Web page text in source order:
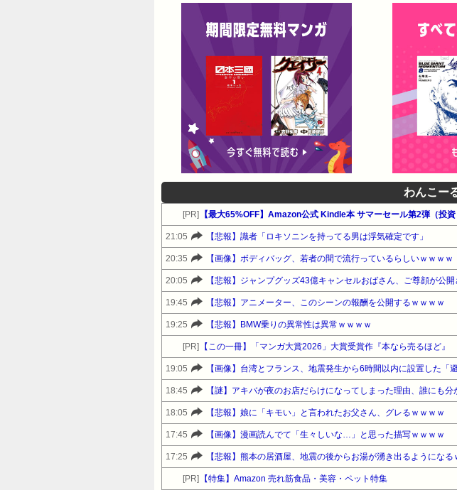
わんこー
[PR] 【最大65%OFF】Amazon公式 Kindle本 サマーセール第2弾（投
21:05 【悲報】識者「ロキソニンを持ってる男は浮気確定です」
20:35 【画像】ボディバッグ、若者の間で流行っているらしいｗｗｗｗ
20:05 【悲報】ジャンプグッズ43億キャンセルおばさん、ご尊顔が公
19:45 【悲報】アニメーター、このシーンの報酬を公開するｗｗｗｗ
19:25 【悲報】BMW乗りの異常性は異常ｗｗｗｗ
[PR] 【この一冊】「マンガ大賞2026」大賞受賞作『本なら売るほど』
19:05 【画像】台湾とフランス、地震発生から6時間以内に設置した「
18:45 【謎】アキバが夜のお店だらけになってしまった理由、誰にも分
18:05 【悲報】娘に「キモい」と言われたお父さん、グレるｗｗｗｗ
17:45 【画像】漫画読んでて「生々しいな…」と思った描写ｗｗｗｗ
17:25 【悲報】熊本の居酒屋、地震の後からお湯が湧き出るようになる
[PR] 【特集】Amazon 売れ筋食品・美容・ペット特集